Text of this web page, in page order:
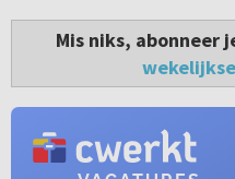
Mis niks, abonneer